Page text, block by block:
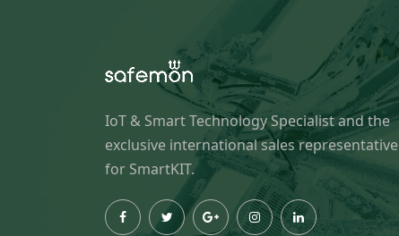
IoT & Smart Technology Specialist and the
exclusive international sales representative
for SmartKIT.